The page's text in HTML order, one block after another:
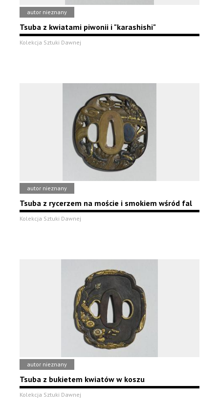
autor nieznany
Tsuba z kwiatami piwonii i "karashishi"
Kolekcja Sztuki Dawnej
autor nieznany
Tsuba z rycerzem na moście i smokiem wśród fal
Kolekcja Sztuki Dawnej
autor nieznany
Tsuba z bukietem kwiatów w koszu
Kolekcja Sztuki Dawnej